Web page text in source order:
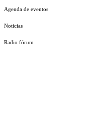
Agenda de eventos
Noticias
Radio fórum